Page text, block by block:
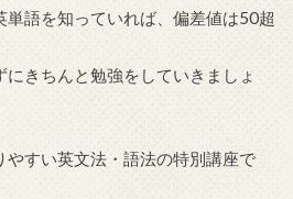
単語を知っていれば、偏差値は50超
きちんと勉強をしていきましょ
やすい英文法・語法の特別講座で